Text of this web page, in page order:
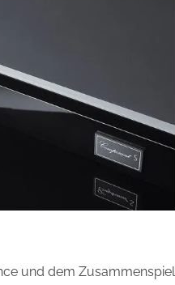
und dem Zusammenspiel